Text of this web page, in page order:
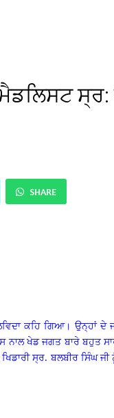
ਸ੍ਰ:
SHARE
ਕਹਿ ਗਿਆ। ਉਨ੍ਹਾਂ ਦੇ
ਖੇਡ ਜਗਤ ਬਾਰੇ ਬਹੁਤ
ਸ੍ਰ. ਬਲਬੀਰ ਸਿੰਘ